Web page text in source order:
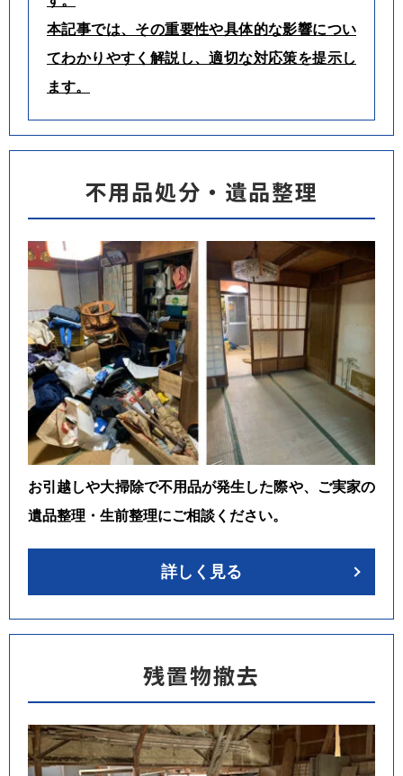
本記事では、その重要性や具体的な影響につい
てわかりやすく解説し、適切な対応策を提示し
ます。
不用品処分・遺品整理
お引越しや大掃除で不用品が発生した際や、ご実家の
遺品整理・生前整理にご相談ください。
詳しく見る
残置物撤去